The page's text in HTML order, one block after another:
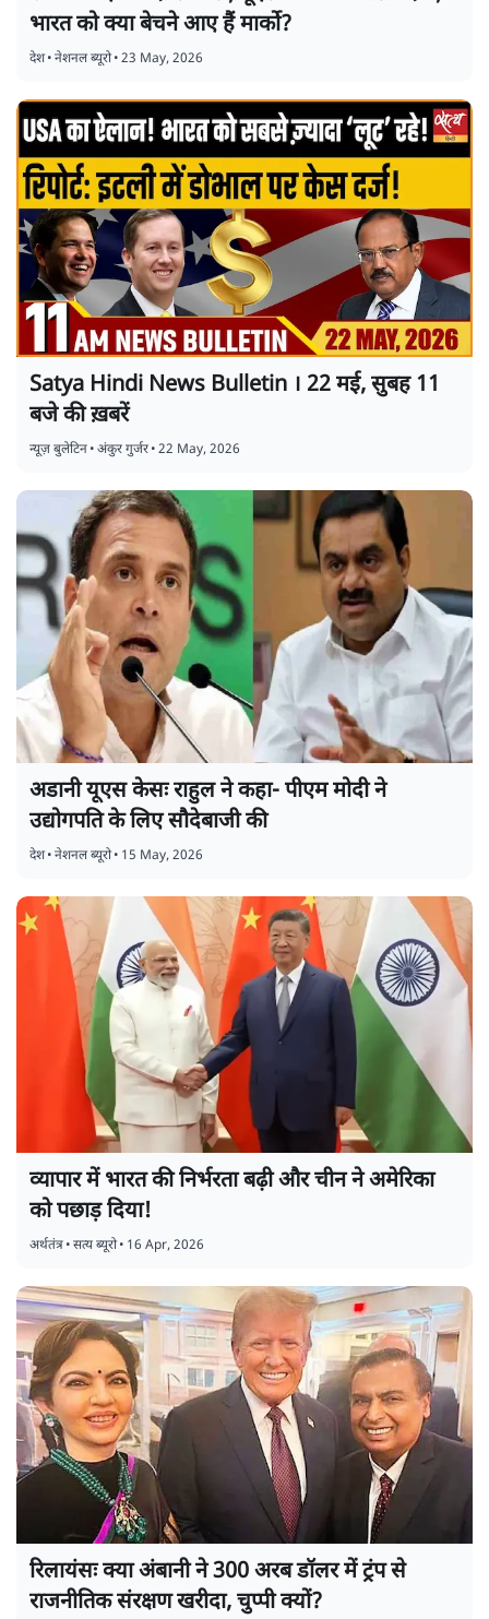
भारत को क्या बेचने आए हैं मार्को?
देश•नेशनल ब्यूरो•23 May, 2026
Satya Hindi News Bulletin । 22 मई, सुबह 11
बजे की ख़बरें
न्यूज़ बुलेटिन•अंकुर गुर्जर•22 May, 2026
अडानी यूएस केसः राहुल ने कहा- पीएम मोदी ने
उद्योगपति के लिए सौदेबाजी की
देश•नेशनल ब्यूरो• 15 May, 2026
व्यापार में भारत की निर्भरता बढ़ी और चीन ने अमेरिका
को पछाड़ दिया!
अर्थतंत्र•सत्य ब्यूरो• 16 Apr, 2026
रिलायंसः क्या अंबानी ने 300 अरब डॉलर में ट्रंप से
राजनीतिक संरक्षण खरीदा, चुप्पी क्यों?